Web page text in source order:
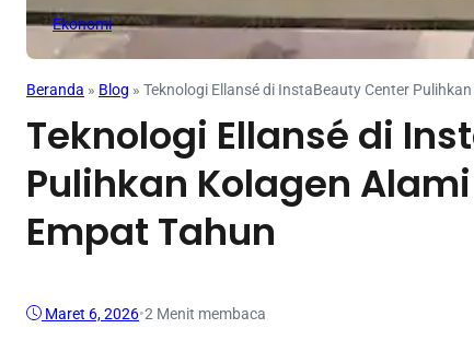
Ekonomi
Beranda » Blog » Teknologi Ellansé di InstaBeauty Center
Teknologi Ellansé di
Pulihkan Kolagen
Empat Tahun
Maret 6, 2026•2 Menit membaca